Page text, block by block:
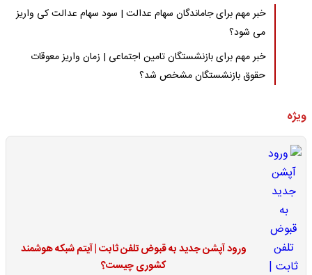
خبر مهم برای جاماندگان سهام عدالت | سود سهام عدالت کی واریز
می شود؟
خبر مهم برای بازنشستگان تامین اجتماعی | زمان واریز معوقات
حقوق بازنشستگان مشخص شد؟
ویژه
ورود آپشن جدید به قبوض تلفن ثابت | آیتم شبکه هوشمند
کشوری چیست؟